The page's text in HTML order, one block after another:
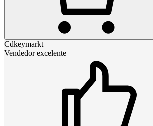
Cdkeymarkt
Vendedor excelente